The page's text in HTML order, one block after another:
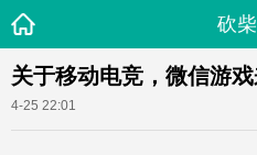
砍
关于移动电竞，微信游
4-25 22:01